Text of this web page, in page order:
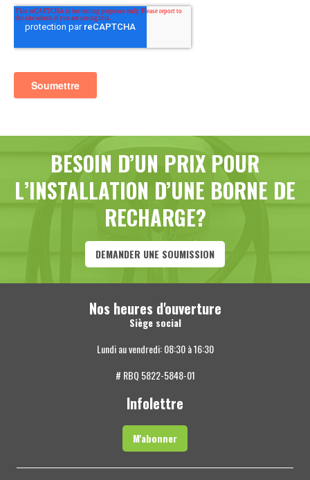
BESOIN D’UN PRIX POUR
L’INSTALLATION D’UNE BORNE DE
RECHARGE?
DEMANDER UNE SOUMISSION
Nos heures d'ouverture
Siège social
Lundi au vendredi: 08:30 à 16:30
# RBQ 5822-5848-01
Infolettre
M'abonner